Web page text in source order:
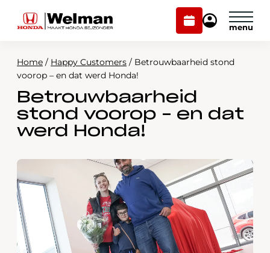
Plan
onderhoud
Mijn
Modellen
Voorraad
Onderhoud en service
Over ons
Webshop
Contact
Plan onderhoud
Mijn Honda Welman
Home / Happy Customers / Betrouwbaarheid stond
voorop – en dat werd Honda!
Betrouwbaarheid
stond voorop – en dat
werd Honda!